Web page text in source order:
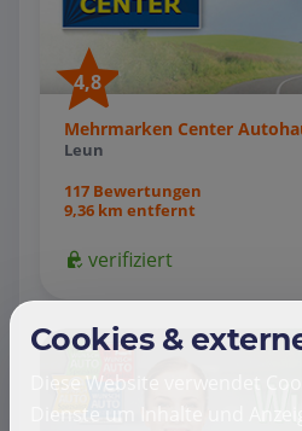
4,8
Mehrmarken Center
Leun
117 Bewertungen
9,36 km entfernt
verifiziert
Cookies &
Diese Website verwendet
Dienste um Inhalte und